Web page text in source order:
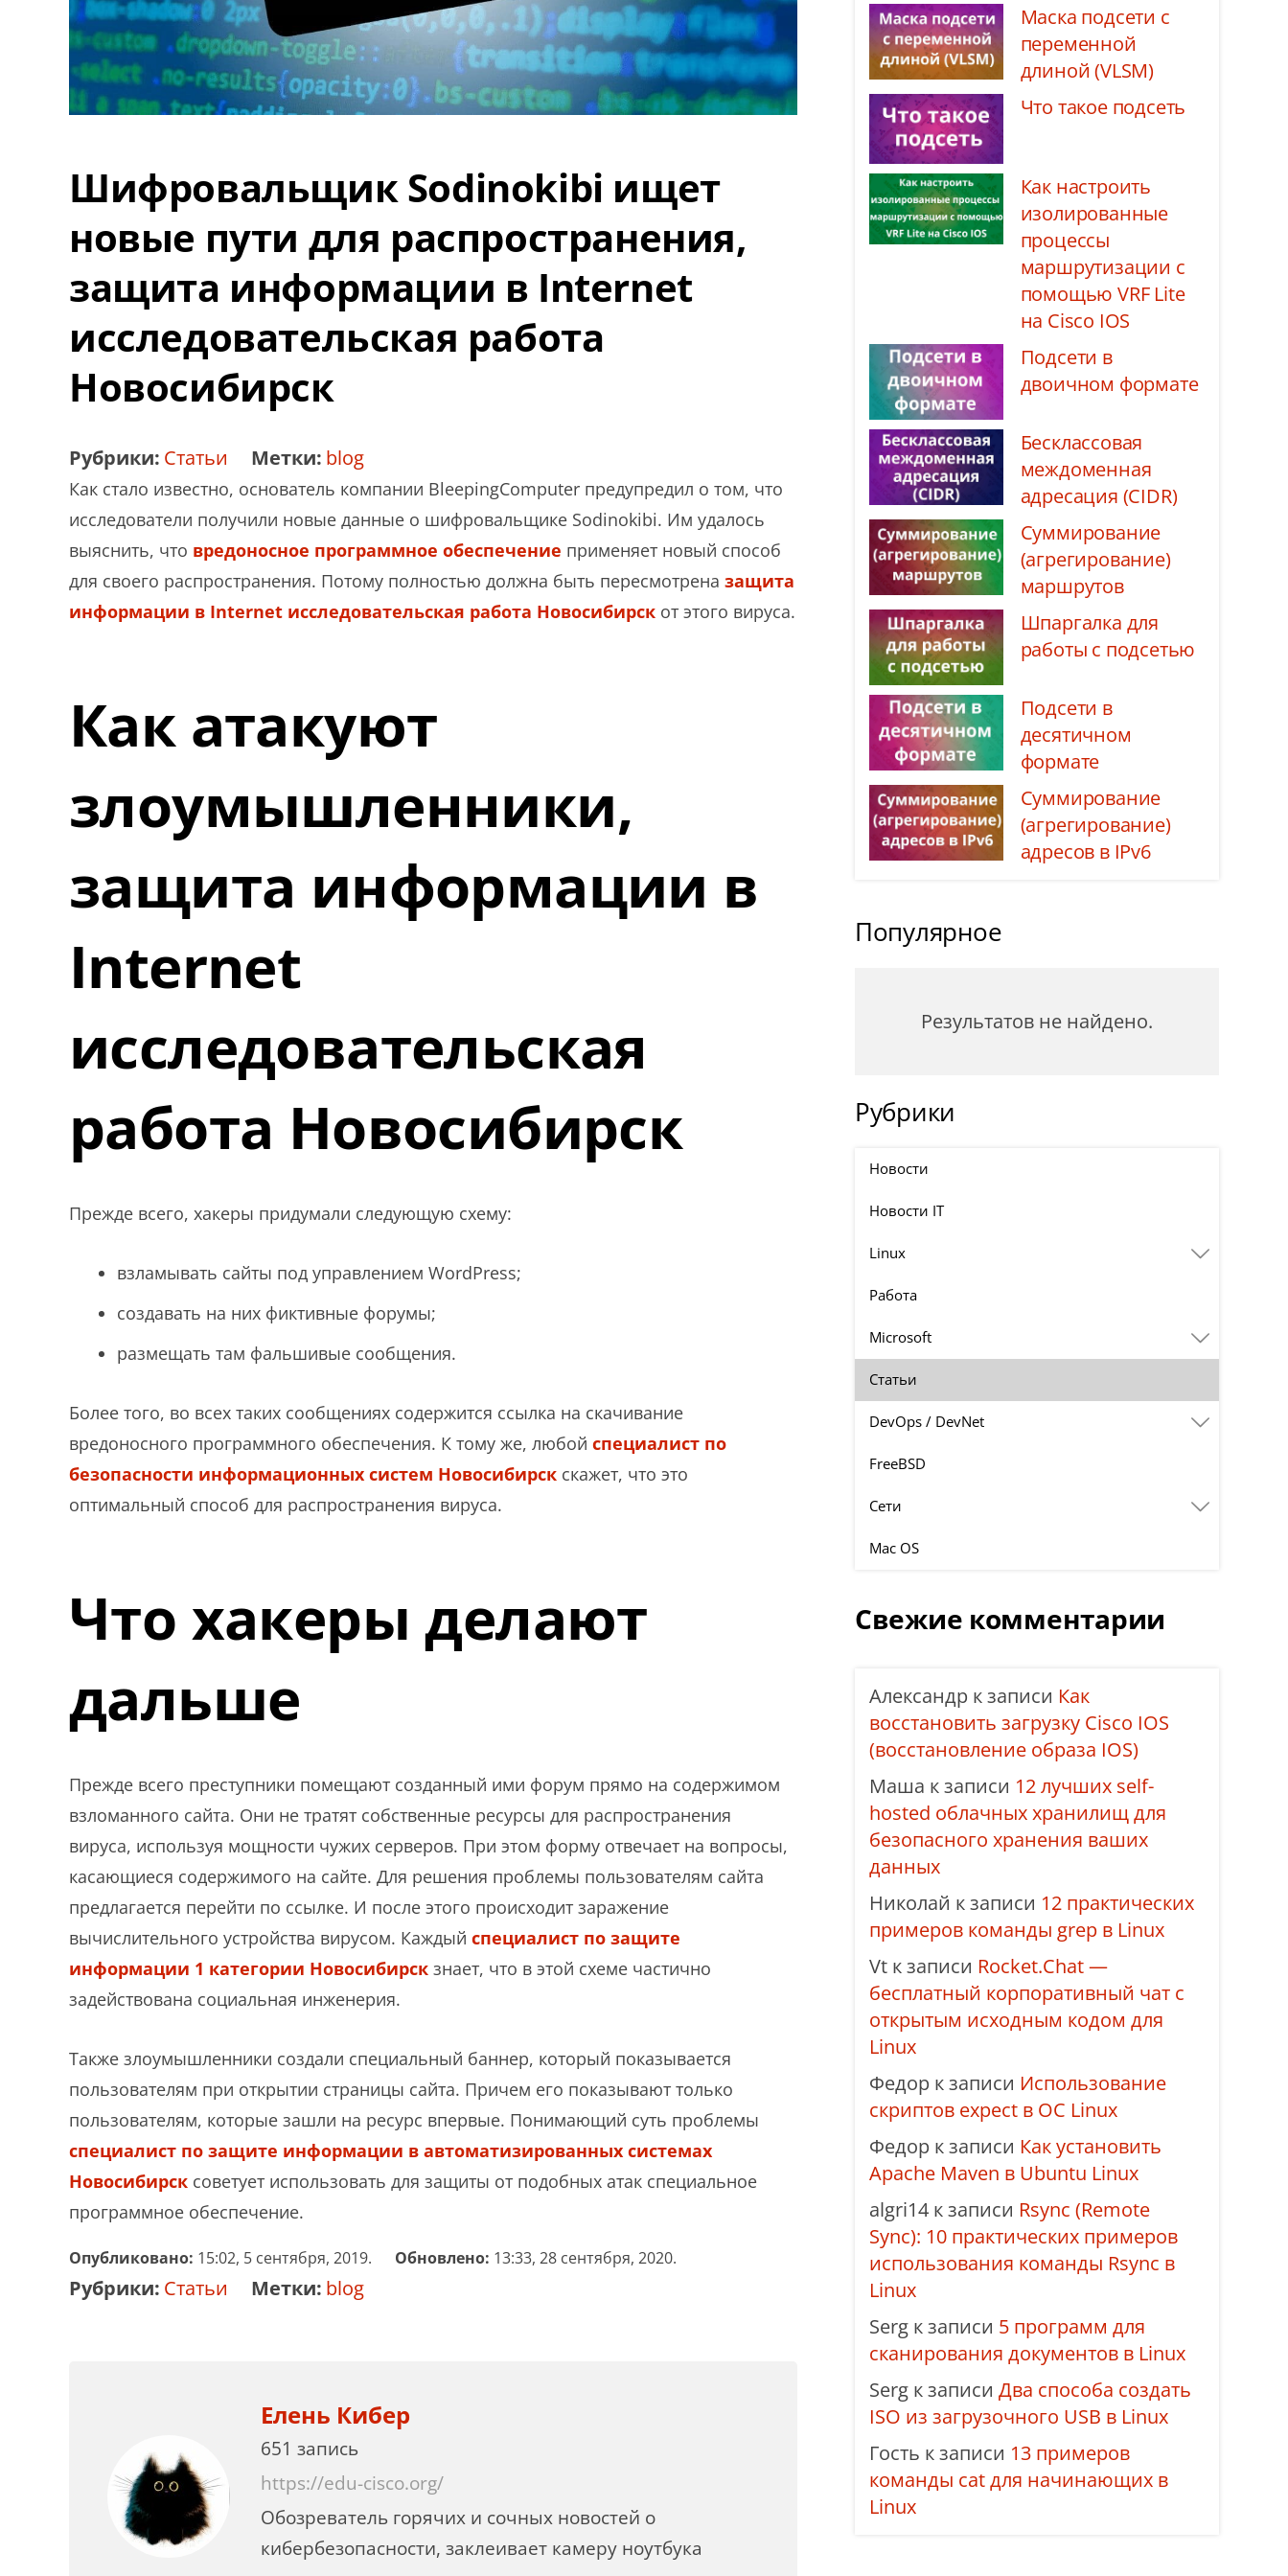
Шифровальщик Sodinokibi ищет
новые пути для распространения,
защита информации в Internet
исследовательская работа
Новосибирск
Рубрики: Статьи Метки: blog
Как стало известно, основатель компании BleepingComputer предупредил о том, что
исследователи получили новые данные о шифровальщике Sodinokibi. Им удалось
выяснить, что вредоносное программное обеспечение применяет новый способ
для своего распространения. Потому полностью должна быть пересмотрена защита
информации в Internet исследовательская работа Новосибирск от этого вируса.
Как атакуют
злоумышленники,
защита информации в
Internet
исследовательская
работа Новосибирск
Прежде всего, хакеры придумали следующую схему:
взламывать сайты под управлением WordPress;
создавать на них фиктивные форумы;
размещать там фальшивые сообщения.
Более того, во всех таких сообщениях содержится ссылка на скачивание
вредоносного программного обеспечения. К тому же, любой специалист по
безопасности информационных систем Новосибирск скажет, что это
оптимальный способ для распространения вируса.
Что хакеры делают
дальше
Прежде всего преступники помещают созданный ими форум прямо на содержимом
взломанного сайта. Они не тратят собственные ресурсы для распространения
вируса, используя мощности чужих серверов. При этом форму отвечает на вопросы,
касающиеся содержимого на сайте. Для решения проблемы пользователям сайта
предлагается перейти по ссылке. И после этого происходит заражение
вычислительного устройства вирусом. Каждый специалист по защите
информации 1 категории Новосибирск знает, что в этой схеме частично
задействована социальная инженерия.
Также злоумышленники создали специальный баннер, который показывается
пользователям при открытии страницы сайта. Причем его показывают только
пользователям, которые зашли на ресурс впервые. Понимающий суть проблемы
специалист по защите информации в автоматизированных системах
Новосибирск советует использовать для защиты от подобных атак специальное
программное обеспечение.
Опубликовано: 15:02, 5 сентября, 2019. Обновлено: 13:33, 28 сентября, 2020.
Рубрики: Статьи Метки: blog
Елень Кибер
651 запись
https://edu-cisco.org/
Обозреватель горячих и сочных новостей о
кибербезопасности, заклеивает камеру ноутбука
Маска подсети с
переменной
длиной (VLSM)
Что такое подсеть
Как настроить
изолированные
процессы
маршрутизации с
помощью VRF Lite
на Cisco IOS
Подсети в
двоичном формате
Бесклассовая
междоменная
адресация (CIDR)
Суммирование
(агрегирование)
маршрутов
Шпаргалка для
работы с подсетью
Подсети в
десятичном
формате
Суммирование
(агрегирование)
адресов в IPv6
Популярное
Результатов не найдено.
Рубрики
Новости
Новости IT
Linux
Работа
Microsoft
Статьи
DevOps / DevNet
FreeBSD
Сети
Mac OS
Свежие комментарии
Александр к записи Как
восстановить загрузку Cisco IOS
(восстановление образа IOS)
Маша к записи 12 лучших self-
hosted облачных хранилищ для
безопасного хранения ваших
данных
Николай к записи 12 практических
примеров команды grep в Linux
Vt к записи Rocket.Chat —
бесплатный корпоративный чат с
открытым исходным кодом для
Linux
Федор к записи Использование
скриптов expect в ОС Linux
Федор к записи Как установить
Apache Maven в Ubuntu Linux
algri14 к записи Rsync (Remote
Sync): 10 практических примеров
использования команды Rsync в
Linux
Serg к записи 5 программ для
сканирования документов в Linux
Serg к записи Два способа создать
ISO из загрузочного USB в Linux
Гость к записи 13 примеров
команды cat для начинающих в
Linux